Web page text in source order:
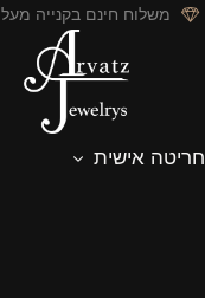
משלוח חינם בקנייה מעל 350 ₪
חריטה אישית